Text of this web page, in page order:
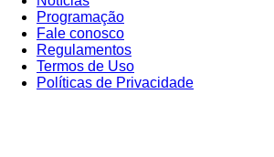
Programação
Fale conosco
Regulamentos
Termos de Uso
Políticas de Privacidade